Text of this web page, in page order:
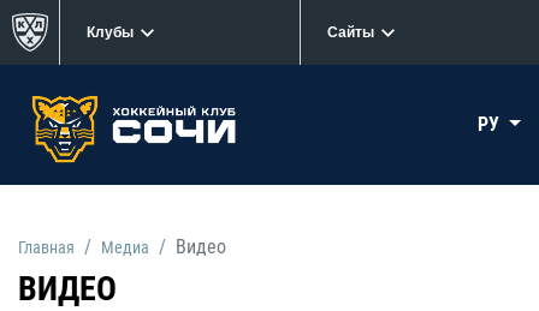
Клубы Сайты
РУ
Главная Медиа Видео
ВИДЕО